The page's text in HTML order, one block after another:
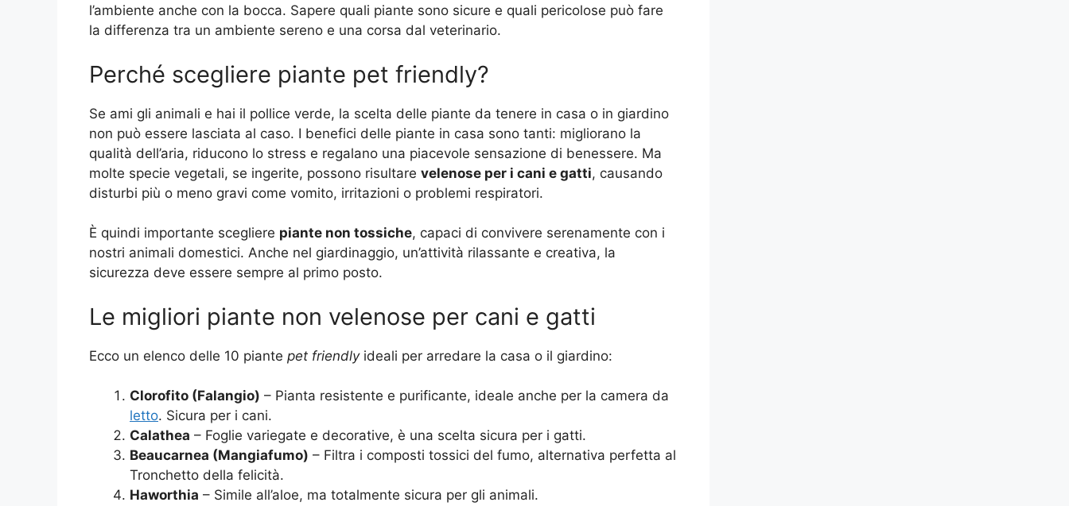
l’ambiente anche con la bocca. Sapere quali piante sono sicure e quali pericolose può fare
la differenza tra un ambiente sereno e una corsa dal veterinario.
Perché scegliere piante pet friendly?
Se ami gli animali e hai il pollice verde, la scelta delle piante da tenere in casa o in giardino
non può essere lasciata al caso. I benefici delle piante in casa sono tanti: migliorano la
qualità dell’aria, riducono lo stress e regalano una piacevole sensazione di benessere. Ma
molte specie vegetali, se ingerite, possono risultare velenose per i cani e gatti, causando
disturbi più o meno gravi come vomito, irritazioni o problemi respiratori.
È quindi importante scegliere piante non tossiche, capaci di convivere serenamente con i
nostri animali domestici. Anche nel giardinaggio, un’attività rilassante e creativa, la
sicurezza deve essere sempre al primo posto.
Le migliori piante non velenose per cani e gatti
Ecco un elenco delle 10 piante pet friendlyideali per arredare la casa o il giardino:
Clorofito (Falangio) – Pianta resistente e purificante, ideale anche per la camera da
letto. Sicura per i cani.
Calathea – Foglie variegate e decorative, è una scelta sicura per i gatti.
Beaucarnea (Mangiafumo) – Filtra i composti tossici del fumo, alternativa perfetta al
Tronchetto della felicità.
Haworthia – Simile all’aloe, ma totalmente sicura per gli animali.